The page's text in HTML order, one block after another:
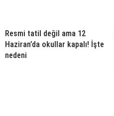
Resmi tatil değil ama 12
Haziran’da okullar kapalı! İşte
nedeni